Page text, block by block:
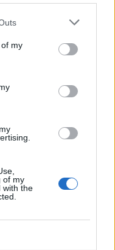
my
of my
with the
Příbramsku nabízí
Svaté Hory
pravidla soutěže.
i za předcházení